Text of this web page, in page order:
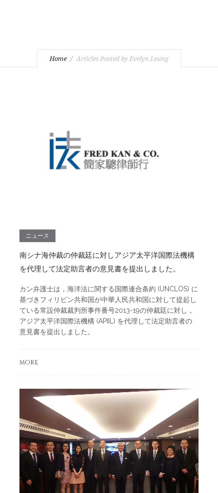
Home Articles Posted by Evelyn Leung
ニュース
南シナ海仲裁の仲裁廷に対しアジア太平洋国際法機構
を代理して法定助言者の意見書を提出しました。
カン弁護士は，海洋法に関する国際連合条約 (UNCLOS) に
基づきフィリピン共和国が中華人民共和国に対して提起し
ている常設仲裁裁判所事件番号2013-19の仲裁廷に対し，
アジア太平洋国際法機構 (APIIL) を代理して法定助言者の
意見書を提出しました。
MORE